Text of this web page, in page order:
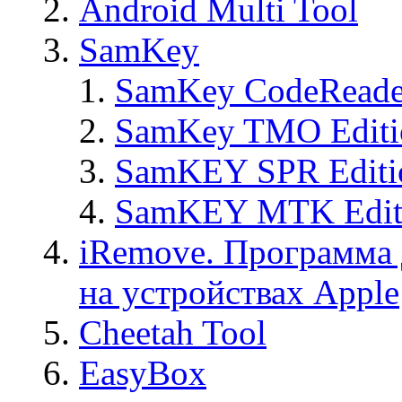
Android Multi Tool
SamKey
SamKey
SamKey TMO
SamKEY SPR
SamKEY MTK
iRemove. Программа
на устройствах Apple
Cheetah Tool
EasyBox